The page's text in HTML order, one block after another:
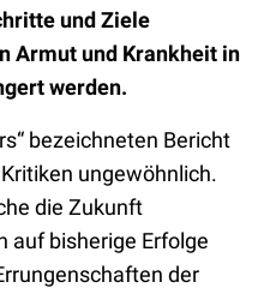
und Ziele
Armut und Krankheit in
werden.
bezeichneten Bericht
ungewöhnlich.
die Zukunft
auf bisherige Erfolge
der